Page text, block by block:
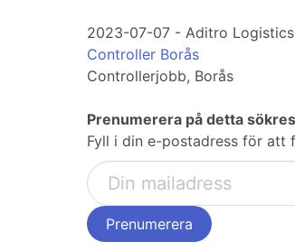
2023-07-07 - Aditro
Controller Borås
Controllerjobb, Borås
Prenumerera på detta
Fyll i din e-postadress för att